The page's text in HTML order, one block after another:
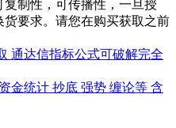
制性，可传播性，一旦授
要求。请您在购买获取之前
通达信指标公式可破解完全
金统计 抄底 强势 缠论等 含